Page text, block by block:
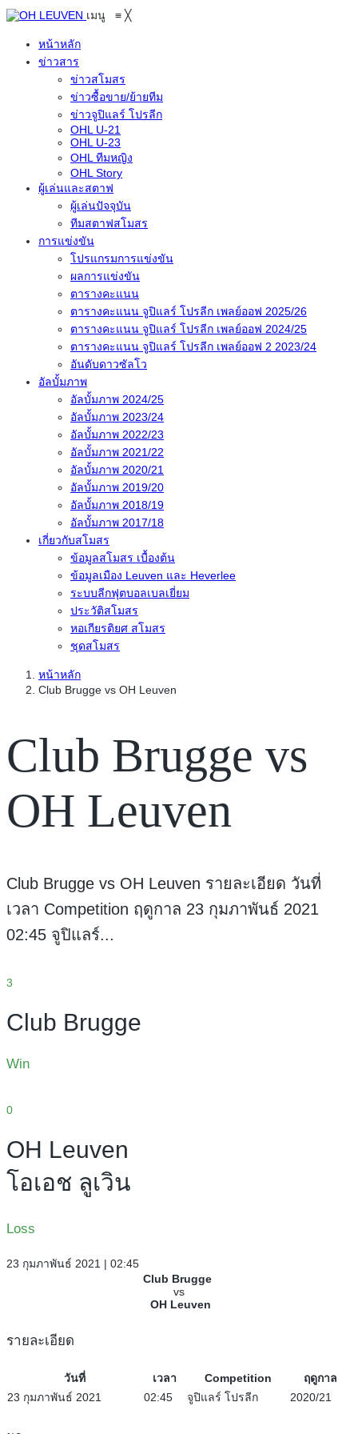
เมนู ≡ ╳
หน้าหลัก
ข่าวสาร
ข่าวสโมสร
ข่าวซื้อขาย/ย้ายทีม
ข่าวจูปิแลร์ โปรลีก
OHL U-21
OHL U-23
OHL ทีมหญิง
OHL Story
ผู้เล่นและสตาฟ
ผู้เล่นปัจจุบัน
ทีมสตาฟสโมสร
การแข่งขัน
โปรแกรมการแข่งขัน
ผลการแข่งขัน
ตารางคะแนน
ตารางคะแนน จูปิแลร์ โปรลีก เพลย์ออฟ 2025/26
ตารางคะแนน จูปิแลร์ โปรลีก เพลย์ออฟ 2024/25
ตารางคะแนน จูปิแลร์ โปรลีก เพลย์ออฟ 2 2023/24
อันดับดาวซัลโว
อัลบั้มภาพ
อัลบั้มภาพ 2024/25
อัลบั้มภาพ 2023/24
อัลบั้มภาพ 2022/23
อัลบั้มภาพ 2021/22
อัลบั้มภาพ 2020/21
อัลบั้มภาพ 2019/20
อัลบั้มภาพ 2018/19
อัลบั้มภาพ 2017/18
เกี่ยวกับสโมสร
ข้อมูลสโมสร เบื้องต้น
ข้อมูลเมือง Leuven และ Heverlee
ระบบลีกฟุตบอลเบลเยี่ยม
ประวัติสโมสร
หอเกียรติยศ สโมสร
ชุดสโมสร
หน้าหลัก
Club Brugge vs OH Leuven
Club Brugge vs
OH Leuven
Club Brugge vs OH Leuven รายละเอียด วันที่
เวลา Competition ฤดูกาล 23 กุมภาพันธ์ 2021
02:45 จูปิแลร์...
3
Club Brugge
Win
0
OH Leuven
โอเอช ลูเวิน
Loss
23 กุมภาพันธ์ 2021 | 02:45
Club Brugge
vs
OH Leuven
รายละเอียด
วันที่ เวลา Competition
ฤดูกาล
23 กุมภาพันธ์ 2021
02:45 จูปิแลร์ โปรลีก 2020/21